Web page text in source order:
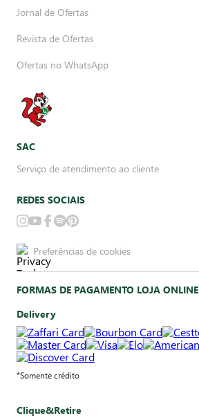
Jornal de Ofertas
Revista de Ofertas
Ofertas no WhatsApp
SAC
Serviço de atendimento ao cliente
REDES SOCIAIS
Preferências de cookies
FORMAS DE PAGAMENTO LOJA ONLINE
Delivery
*Somente crédito
Clique&Retire